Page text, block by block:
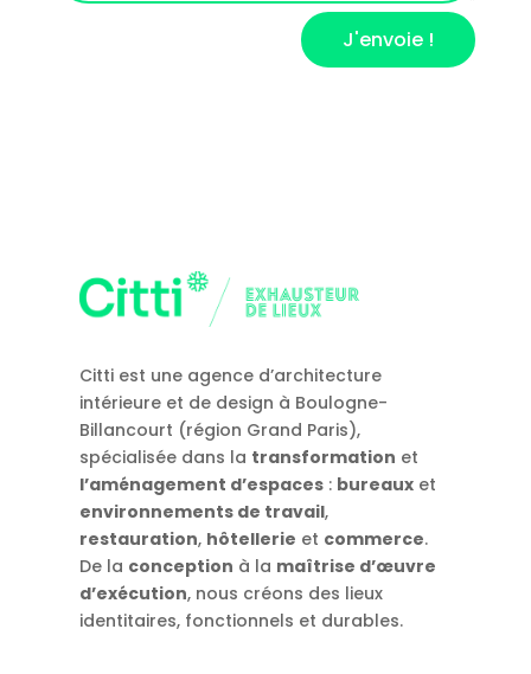
J'envoie !
Citti est une agence d’architecture
intérieure et de design à Boulogne-
Billancourt (région Grand Paris),
spécialisée dans la transformation et
l’aménagement d’espaces : bureaux et
environnements de travail,
restauration, hôtellerie et commerce.
De la conception à la maîtrise d’œuvre
d’exécution, nous créons des lieux
identitaires, fonctionnels et durables.